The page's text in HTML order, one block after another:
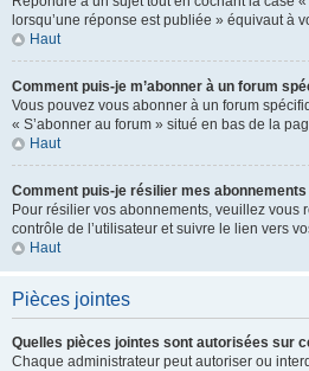
lorsqu’une réponse est publiée » équivaut à
Haut
Comment puis-je m’abonner à un forum
Vous pouvez vous abonner à un forum
« S’abonner au forum » situé en bas de la
Haut
Comment puis-je résilier mes abonnements
Pour résilier vos abonnements, veuillez vous
contrôle de l’utilisateur et suivre le lien vers
Haut
Pièces jointes
Quelles pièces jointes sont autorisées sur
Chaque administrateur peut autoriser ou